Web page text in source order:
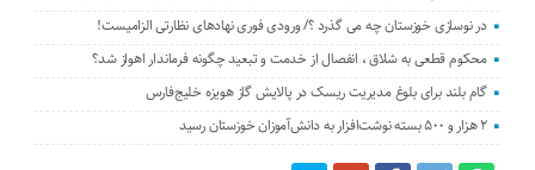
در نوسازی خوزستان چه می گذرد ؟/ ورودی فوری نهادهای نظارتی الزامیست!
محکوم قطعی به شلاق ، انفصال از خدمت و تبعید چگونه فرماندار اهواز شد؟
گام بلند برای بلوغ مدیریت ریسک در پالایش گاز هویزه خلیج‌فارس
۲ هزار و ۵۰۰ بسته نوشت‌افزار به دانش‌آموزان خوزستان رسید